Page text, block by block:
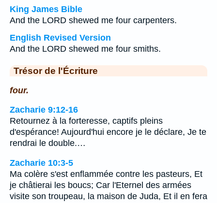
King James Bible
And the LORD shewed me four carpenters.
English Revised Version
And the LORD shewed me four smiths.
Trésor de l'Écriture
four.
Zacharie 9:12-16
Retournez à la forteresse, captifs pleins
d'espérance! Aujourd'hui encore je le déclare, Je te
rendrai le double.…
Zacharie 10:3-5
Ma colère s'est enflammée contre les pasteurs, Et
je châtierai les boucs; Car l'Eternel des armées
visite son troupeau, la maison de Juda, Et il en fera